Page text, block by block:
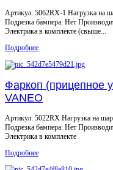
Артикул: 5062RX-1 Нагрузка на
Подрезка бампера: Нет
Электрика в комплекте (свыше...
Подробнее
Фаркоп (прицепное
VANEO
Артикул: 5022RX Нагрузка на
Подрезка бампера: Нет
Электрика в комплекте
Подробнее